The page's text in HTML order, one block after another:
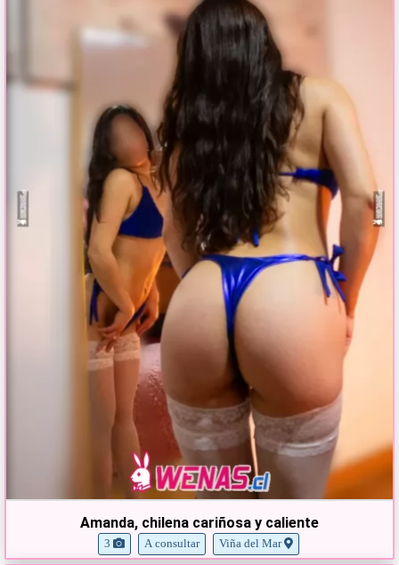
Amanda, chilena cariñosa y caliente
3 A consultar Viña del Mar